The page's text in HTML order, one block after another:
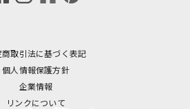
商取引法に基づく表記
個人情報保護方針
企業情報
リンクについて